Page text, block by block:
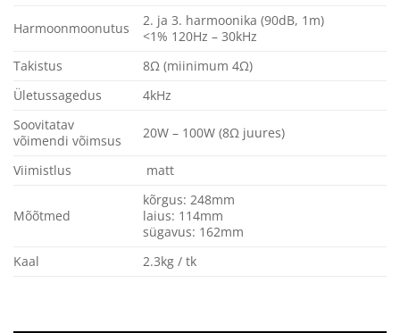
Harmoonmoonutus
2. ja 3. harmoonika (90dB, 1m)
<1% 120Hz – 30kHz
Takistus
8Ω (miinimum 4Ω)
Ületussagedus
4kHz
Soovitatav
võimendi võimsus
20W – 100W (8Ω juures)
Viimistlus matt
Mõõtmed
kõrgus: 248mm
laius: 114mm
sügavus: 162mm
Kaal
2.3kg / tk